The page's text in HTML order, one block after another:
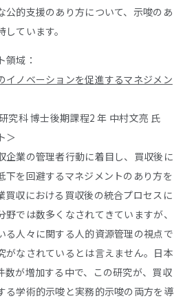
公的支援のあり方について、示唆のあ
ています。
領域：
イノベーションを促進するマネジメン
究科 博士後期課程2 年 中村文亮 氏
＞
企業の管理者行動に着目し、買収後に
下を回避するマネジメントのあり方を
買収における買収後の統合プロセスに
では数多くなされてきていますが、
る人々に関する人的資源管理の視点で
がなされているとは言えません。日本
数が増加する中で、この研究が、買収
る学術的示唆と実務的示唆の両方を導